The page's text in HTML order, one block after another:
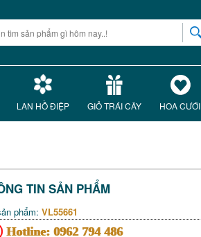
LAN HỒ ĐIỆP GIỎ TRÁI CÂY HOA CƯỚI
TIN SẢN PHẨM
phẩm: VL55661
Hotline: 0962 794 486